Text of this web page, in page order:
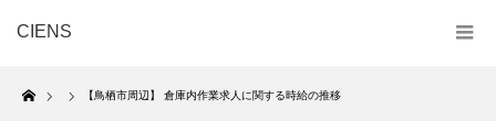
CIENS
Home
【鳥栖市周辺】 倉庫内作業求人に関する時給の推移